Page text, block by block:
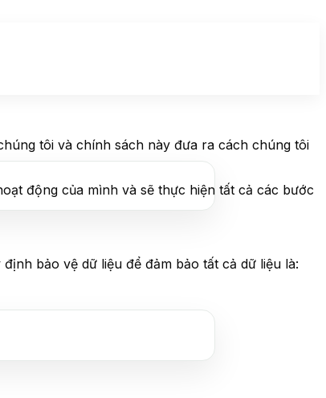
tôi và chính sách này đưa ra cách chúng tôi
động của mình và sẽ thực hiện tất cả các bước
bảo vệ dữ liệu để đảm bảo tất cả dữ liệu là: